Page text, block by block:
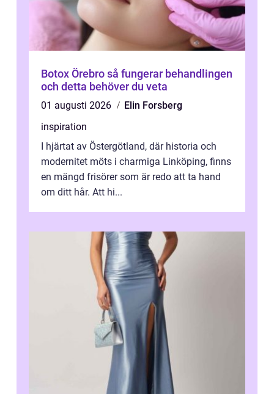
Botox Örebro så fungerar behandlingen
och detta behöver du veta
01 augusti 2026
Elin Forsberg
inspiration
I hjärtat av Östergötland, där historia och
modernitet möts i charmiga Linköping, finns
en mängd frisörer som är redo att ta hand
om ditt hår. Att hi...